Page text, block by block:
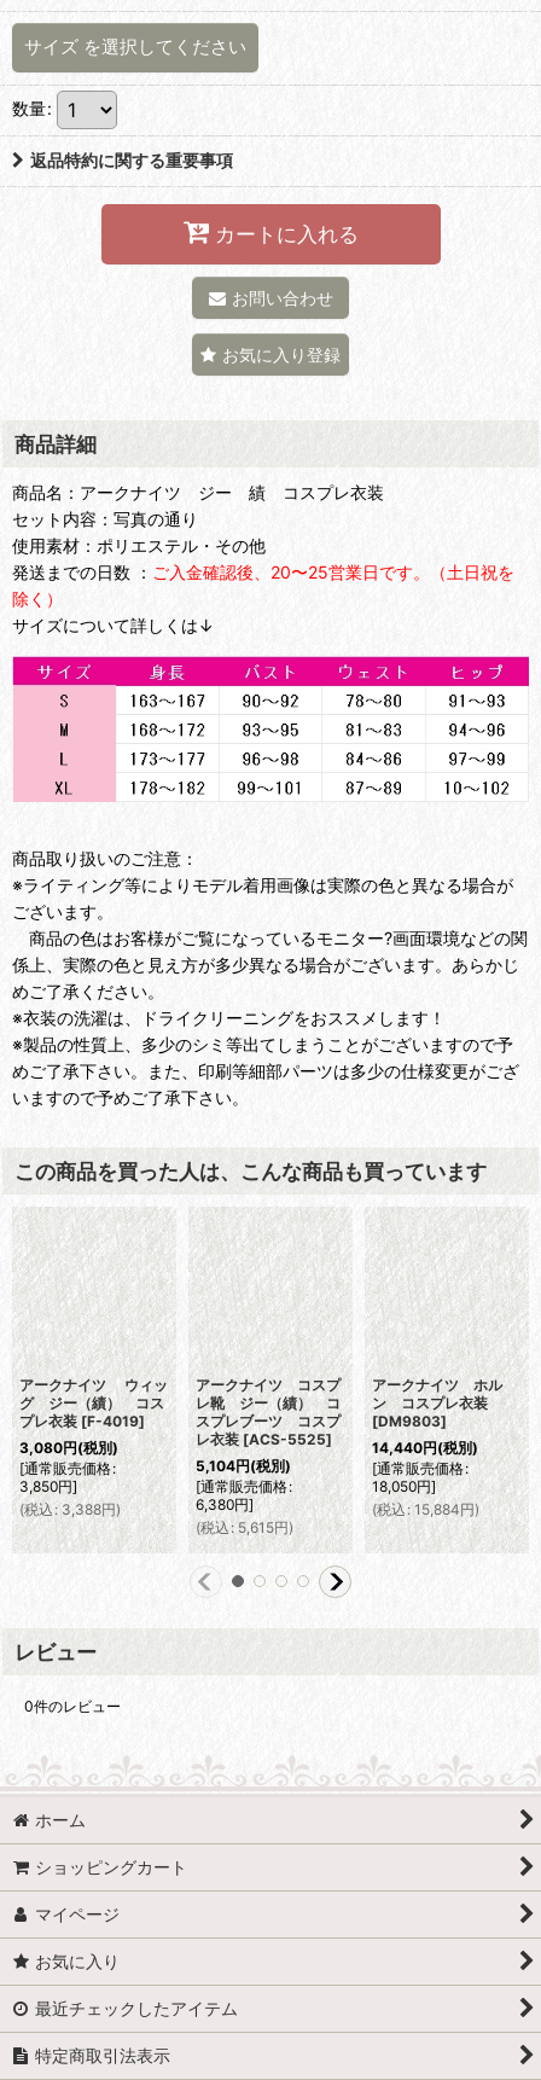
サイズ を選択してください
数量:
返品特約に関する重要事項
カートに入れる
お問い合わせ
お気に入り登録
商品詳細
商品名：アークナイツ ジー 績 コスプレ衣装
セット内容：写真の通り
使用素材：ポリエステル・その他
発送までの日数 ： ご入金確認後、20〜25営業日です。（土日祝を
除く）
サイズについて詳しくは↓
商品取り扱いのご注意：
※ライティング等によりモデル着用画像は実際の色と異なる場合が
ございます。
商品の色はお客様がご覧になっているモニター?画面環境などの関
係上、実際の色と見え方が多少異なる場合がございます。あらかじ
めご了承ください。
※衣装の洗濯は、ドライクリーニングをおススメします！
※製品の性質上、多少のシミ等出てしまうことがございますので予
めご了承下さい。また、印刷等細部パーツは多少の仕様変更がござ
いますので予めご了承下さい。
この商品を買った人は、こんな商品も買っています
アークナイツ ウィッ
グ ジー（績） コス
プレ衣装 [F-4019]
3,080円(税別)
[通常販売価格:
3,850円]
(税込 : 3,388円)
アークナイツ コスプ
レ靴 ジー（績） コ
スプレブーツ コスプ
レ衣装 [ACS-5525]
5,104円(税別)
[通常販売価格:
6,380円]
(税込: 5,615円)
アークナイツ ホル
ン コスプレ衣装
[DM9803]
14,440円(税別)
[通常販売価格:
18,050円]
(税込: 15,884円)
レビュー
0件のレビュー
ホーム
ショッピングカート
マイページ
お気に入り
最近チェックしたアイテム
特定商取引法表示